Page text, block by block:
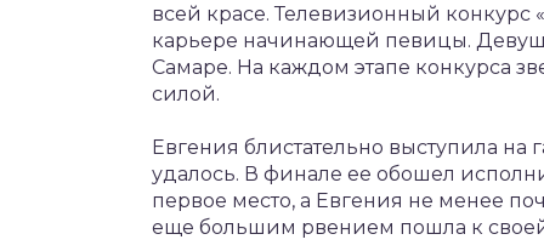
всей красе. Телевизионный конкурс
карьере начинающей певицы.
Самаре. На каждом этапе конкурса
силой.
Евгения блистательно выступила на
удалось. В финале ее обошел
первое место, а Евгения не менее
еще большим рвением пошла к